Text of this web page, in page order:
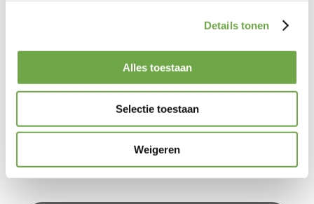
Details tonen
Alles toestaan
Selectie toestaan
Weigeren